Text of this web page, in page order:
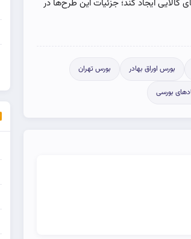
کالایی ایجاد کند؛ جزئیات این طرح‌ها در
بورس اوراق بهادر بورس تهران
بورسی